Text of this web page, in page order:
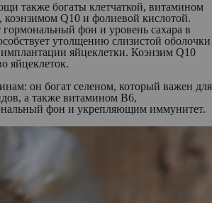
также богаты клетчаткой, витамином
коэнзимом Q10 и фолиевой кислотой.
гормональный фон и уровень сахара в
утолщению слизистой оболочки
яйцеклетки. Коэнзим Q10
яйцеклеток.
он богат селеном, который важен для
а также витамином B6,
фон и укрепляющим иммунитет.